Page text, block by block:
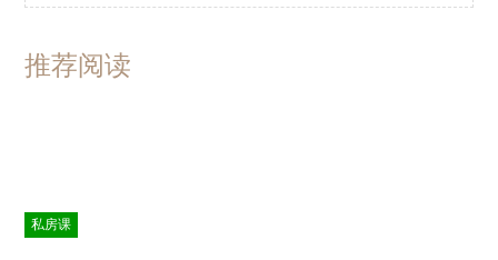
推荐阅读
私房课